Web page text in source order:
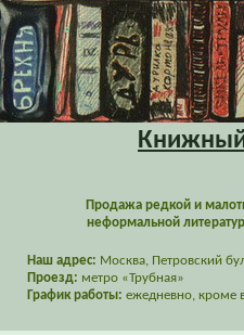
Книжный
Продажа редкой и
неформальной
Наш адрес: Москва, Петровский
Проезд: метро «Трубная»
График работы: ежедневно, кроме